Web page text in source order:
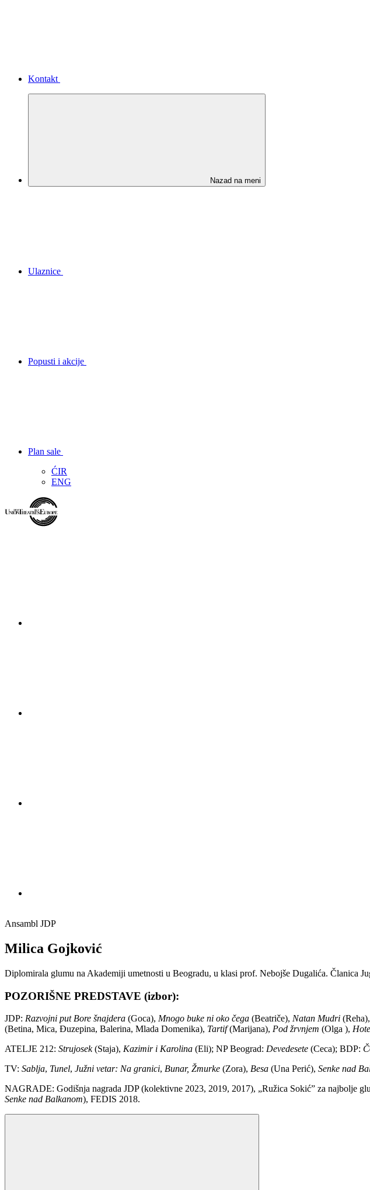
Kontakt
Nazad na meni
Ulaznice
Popusti i akcije
Plan sale
ĆIR
ENG
Ansambl JDP
Milica Gojković
Diplomirala glumu na Akademiji umetnosti u Beogradu, u klasi prof. Nebojše Dugalića. Članica
POZORIŠNE PREDSTAVE (izbor):
JDP: Razvojni put Bore šnajdera (Goca), Mnogo buke ni oko čega (Beatriče), Natan Mudri (Reha),
(Betina, Mica, Đuzepina, Balerina, Mlada Domenika), Tartif(Marijana), Pod žrvnjem (Olga ),
ATELJE 212: Strujosek(Staja), Kazimir i Karolina (Eli); NP Beograd: Devedesete (Ceca); BDP:
TV: Sablja, Tunel, Južni vetar: Na granici, Bunar, Žmurke (Zora), Besa (Una Perić), Senke nad
NAGRADE: Godišnja nagrada JDP (kolektivne 2023, 2019, 2017), „Ružica Sokić” za najbolje
Senke nad Balkanom), FEDIS 2018.